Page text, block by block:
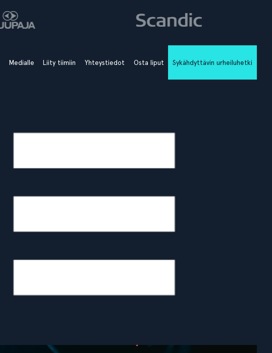
Medialle Liity tiimiin Yhteystiedot Osta liput Sykähdyttävin urheiluhetki